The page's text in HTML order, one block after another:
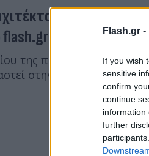
Flash.gr -
If you wish
sensitive
confirm
continue
information
further
μήνυσε
flash.gr
της περιγράφει σε μια
στην Εισαγγελία